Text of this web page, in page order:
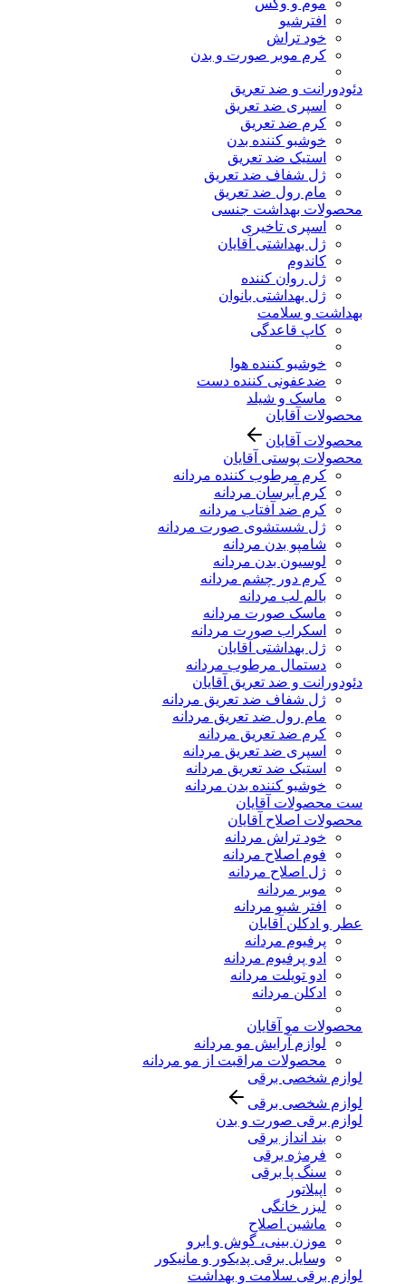
موم و وکس
افترشیو
خود تراش
کرم موبر صورت و بدن
دئودورانت و ضد تعریق
اسپری ضد تعریق
کرم ضد تعریق
خوشبو کننده بدن
استیک ضد تعریق
ژل شفاف ضد تعریق
مام رول ضد تعریق
محصولات بهداشت جنسی
اسپری تاخیری
ژل بهداشتی آقایان
کاندوم
ژل روان کننده
ژل بهداشتی بانوان
بهداشت و سلامت
کاپ قاعدگی
خوشبو کننده هوا
ضدعفونی کننده دست
ماسک و شیلد
محصولات آقایان
محصولات آقایان
محصولات پوستی آقایان
کرم مرطوب کننده مردانه
کرم آبرسان مردانه
کرم ضد آفتاب مردانه
ژل شستشوی صورت مردانه
شامپو بدن مردانه
لوسیون بدن مردانه
کرم دور چشم مردانه
بالم لب مردانه
ماسک صورت مردانه
اسکراب صورت مردانه
ژل بهداشتی آقایان
دستمال مرطوب مردانه
دئودورانت و ضد تعریق آقایان
ژل شفاف ضد تعریق مردانه
مام رول ضد تعریق مردانه
کرم ضد تعریق مردانه
اسپری ضد تعریق مردانه
استیک ضد تعریق مردانه
خوشبو کننده بدن مردانه
ست محصولات آقایان
محصولات اصلاح آقایان
خود تراش مردانه
فوم اصلاح مردانه
ژل اصلاح مردانه
موبر مردانه
افتر شیو مردانه
عطر و ادکلن آقایان
پرفیوم مردانه
ادو پرفیوم مردانه
ادو تویلت مردانه
ادکلن مردانه
محصولات مو آقایان
لوازم آرایش مو مردانه
محصولات مراقبت از مو مردانه
لوازم شخصی برقی
لوازم شخصی برقی
لوازم برقی صورت و بدن
بند انداز برقی
فرمژه برقی
سنگ پا برقی
اپیلاتور
لیزر خانگی
ماشین اصلاح
موزن بینی، گوش و ابرو
وسایل برقی پدیکور و مانیکور
لوازم برقی سلامت و بهداشت